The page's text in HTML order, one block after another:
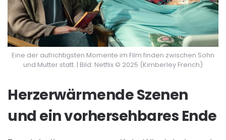
Eine der aufrichtigsten Momente im Film finden zwischen Sohn
und Mutter statt. | Bild: Netflix © 2025 (Kimberley French)
Herzerwärmende Szenen
und ein vorhersehbares Ende